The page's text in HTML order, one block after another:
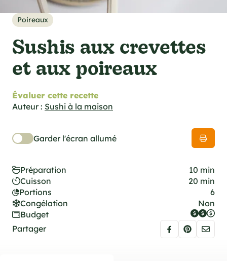
techniques
foodiePoireaux
Sushis aux crevettes
et aux poireaux
Évaluer cette recette
Auteur : Sushi à la maison
Garder l'écran allumé
Préparation
10 min
Cuisson
20 min
Portions
6
Congélation
Non
Budget
Partager